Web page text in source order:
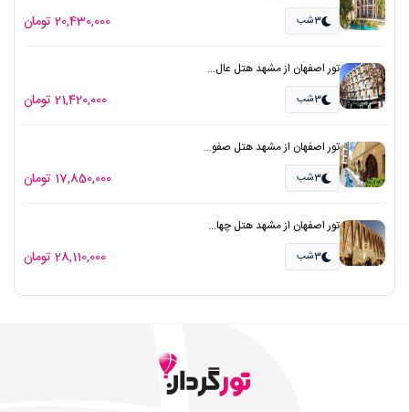
3شب 20,430,000 تومان
تور اصفهان از مشهد هتل عال...
3شب 21,420,000 تومان
تور اصفهان از مشهد هتل صفو...
3شب 17,850,000 تومان
تور اصفهان از مشهد هتل چها...
3شب 28,110,000 تومان